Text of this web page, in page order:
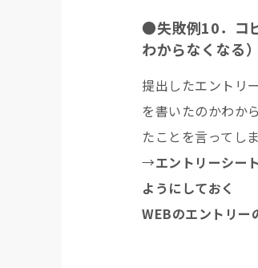
●失敗例10．コ
わからなくなる）
提出したエントリ
を書いたのかわか
たことを言ってし
→エントリーシー
ようにしておく
WEBのエントリー